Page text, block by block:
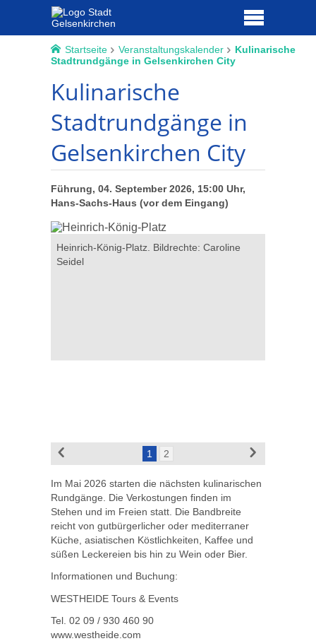
Startseite Veranstaltungskalender
Kulinarische
Stadtrundgänge in Gelsenkirchen City
Kulinarische
Stadtrundgänge in
Gelsenkirchen City
Führung, 04. September 2026, 15:00 Uhr,
Hans-Sachs-Haus (vor dem Eingang)
Heinrich-König-Platz. Bildrechte: Caroline
Seidel
1 2
Im Mai 2026 starten die nächsten kulinarischen
Rundgänge. Die Verkostungen finden im
Stehen und im Freien statt. Die Bandbreite
reicht von gutbürgerlicher oder mediterraner
Küche, asiatischen Köstlichkeiten, Kaffee und
süßen Leckereien bis hin zu Wein oder Bier.
Informationen und Buchung:
WESTHEIDE Tours & Events
Tel. 02 09 / 930 460 90
www.westheide.com